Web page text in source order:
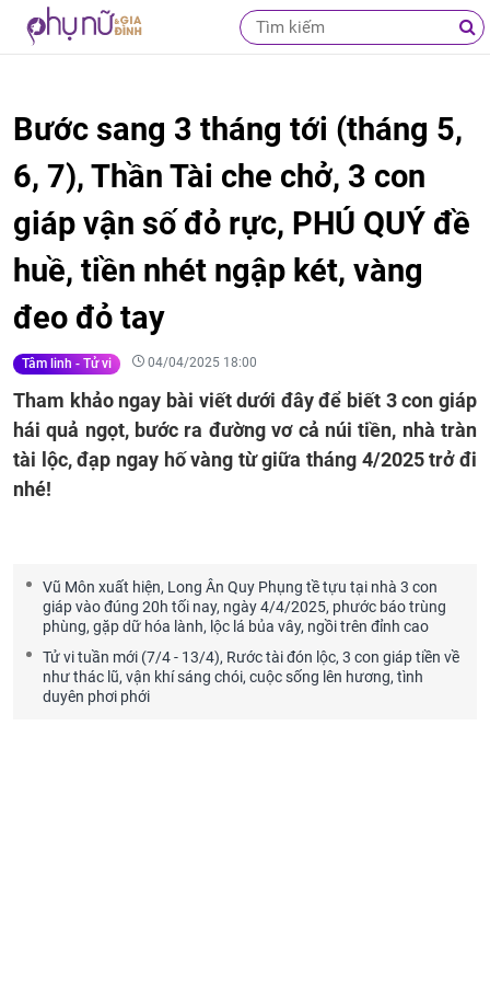
Bước sang 3 tháng tới (tháng 5,
6, 7), Thần Tài che chở, 3 con
giáp vận số đỏ rực, PHÚ QUÝ đề
huề, tiền nhét ngập két, vàng
đeo đỏ tay
Tâm linh - Tử vi 04/04/2025 18:00
Tham khảo ngay bài viết dưới đây để biết 3 con giáp
hái quả ngọt, bước ra đường vơ cả núi tiền, nhà tràn
tài lộc, đạp ngay hố vàng từ giữa tháng 4/2025 trở đi
nhé!
Vũ Môn xuất hiện, Long Ân Quy Phụng tề tựu tại nhà 3 con
giáp vào đúng 20h tối nay, ngày 4/4/2025, phước báo trùng
phùng, gặp dữ hóa lành, lộc lá bủa vây, ngồi trên đỉnh cao
Tử vi tuần mới (7/4 - 13/4), Rước tài đón lộc, 3 con giáp tiền về
như thác lũ, vận khí sáng chói, cuộc sống lên hương, tình
duyên phơi phới